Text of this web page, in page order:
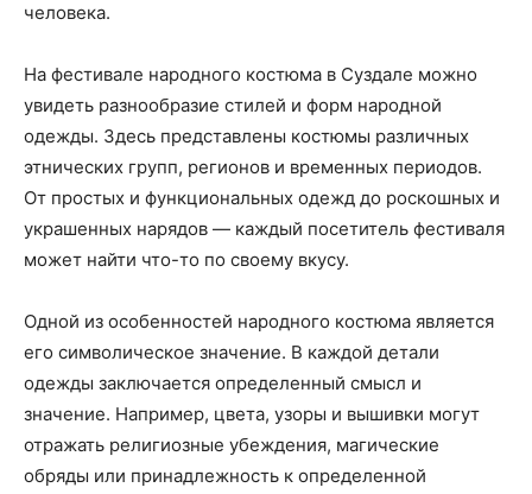
человека.
На фестивале народного костюма в Суздале можно
увидеть разнообразие стилей и форм народной
одежды. Здесь представлены костюмы различных
этнических групп, регионов и временных периодов.
От простых и функциональных одежд до роскошных и
украшенных нарядов — каждый посетитель фестиваля
может найти что-то по своему вкусу.
Одной из особенностей народного костюма является
его символическое значение. В каждой детали
одежды заключается определенный смысл и
значение. Например, цвета, узоры и вышивки могут
отражать религиозные убеждения, магические
обряды или принадлежность к определенной